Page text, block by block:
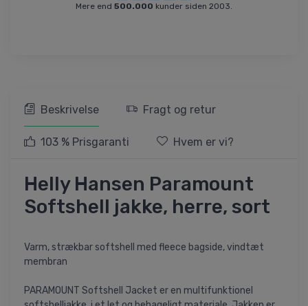
Mere end 500.000 kunder siden 2003.
Beskrivelse Fragt og retur
103 % Prisgaranti Hvem er vi?
Helly Hansen Paramount
Softshell jakke, herre, sort
Varm, strækbar softshell med fleece bagside, vindtæt
membran
PARAMOUNT Softshell Jacket er en multifunktionel